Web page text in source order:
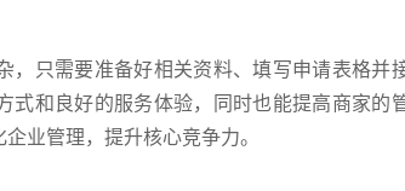
只需要准备好相关资料、填写申请表格并
式和良好的服务体验，同时也能提高商家的
业管理，提升核心竞争力。